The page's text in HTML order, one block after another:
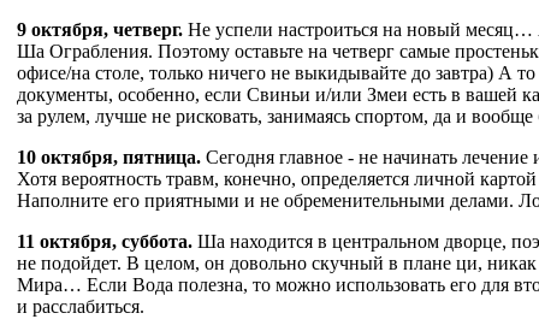
9 октября, четверг. Не успели настроиться на новый
Ша Ограбления. Поэтому оставьте на четверг самые
офисе/на столе, только ничего не выкидывайте до завтра)
документы, особенно, если Свиньи и/или Змеи есть в вашей
за рулем, лучше не рисковать, занимаясь спортом, да и вообще
10 октября, пятница. Сегодня главное - не начинать
Хотя вероятность травм, конечно, определяется личной
Наполните его приятными и не обременительными делами.
11 октября, суббота. Ша находится в центральном дворце,
не подойдет. В целом, он довольно скучный в плане ци,
Мира… Если Вода полезна, то можно использовать его для
и расслабиться.